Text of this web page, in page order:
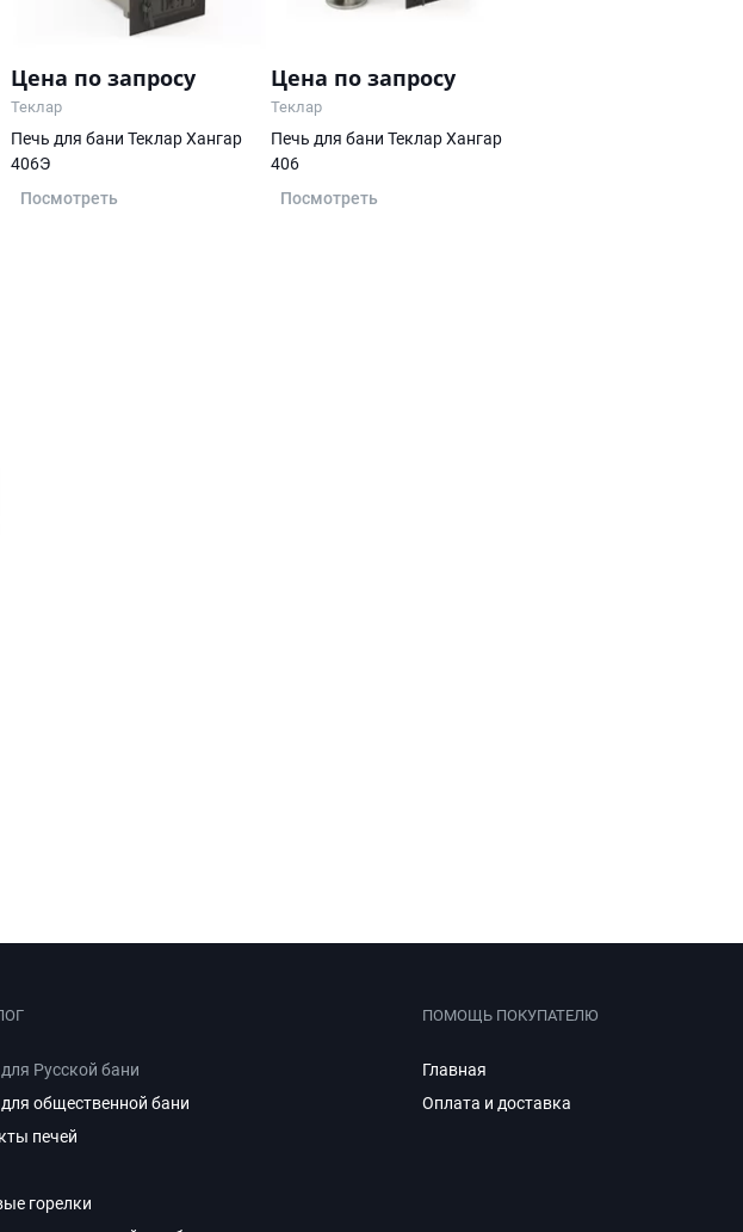
Цена по запросу
Теклар
Печь для бани Теклар Хангар
406Э
Посмотреть
Цена по запросу
Теклар
Печь для бани Теклар Хангар
406
Посмотреть
Русской бани
общественной бани
печей
горелки
ПОМОЩЬ ПОКУПАТЕЛЮ
Главная
Оплата и доставка